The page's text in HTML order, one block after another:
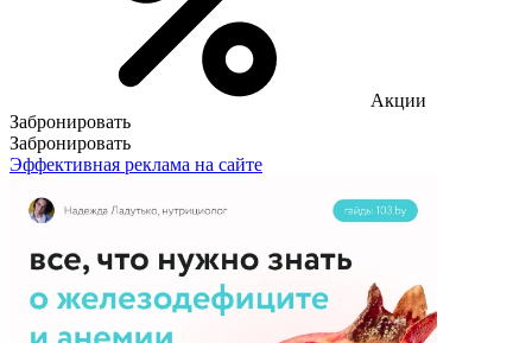
Акции
Забронировать
Забронировать
Эффективная реклама на сайте